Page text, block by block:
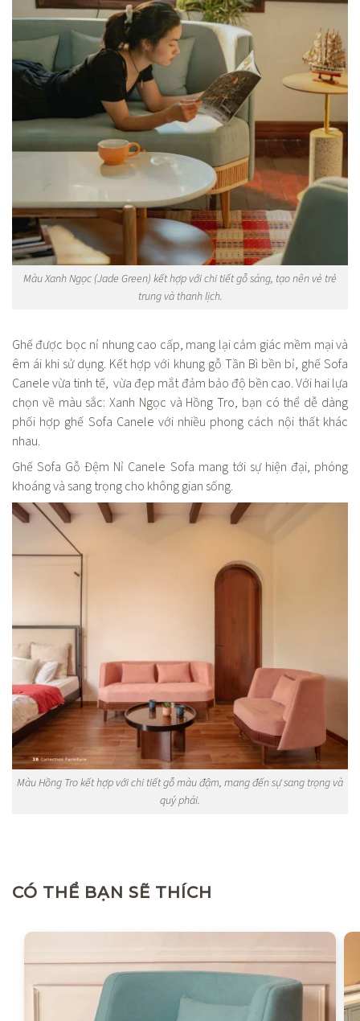
Màu Xanh Ngọc (Jade Green) kết hợp với chi tiết gỗ sáng, tạo nên vẻ trẻ
trung và thanh lịch.
Ghế được bọc nỉ nhung cao cấp, mang lại cảm giác mềm mại và
êm ái khi sử dụng. Kết hợp với khung gỗ Tần Bì bền bỉ, ghế Sofa
Canele vừa tinh tế, vừa đẹp mắt đảm bảo độ bền cao. Với hai lựa
chọn về màu sắc: Xanh Ngọc và Hồng Tro, bạn có thể dễ dàng
phối hợp ghế Sofa Canele với nhiều phong cách nội thất khác
nhau.
Ghế Sofa Gỗ Đệm Nỉ Canele Sofa mang tới sự hiện đại, phóng
khoáng và sang trọng cho không gian sống.
Màu Hồng Tro kết hợp với chi tiết gỗ màu đậm, mang đến sự sang trọng và
quý phái.
CÓ THỂ BẠN SẼ THÍCH